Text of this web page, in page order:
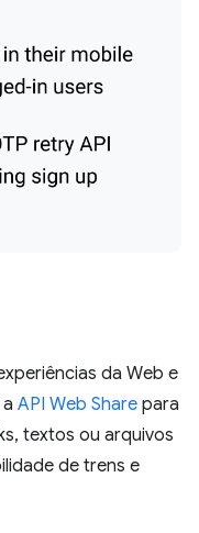
da Web e
API Web Share para
textos ou arquivos
de trens e